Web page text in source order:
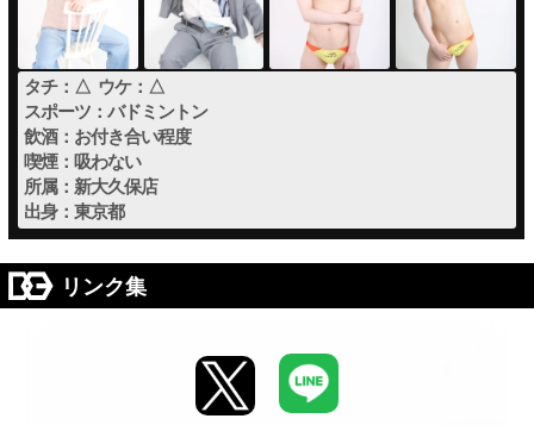
タチ：△ ウケ：△
スポーツ：バドミントン
飲酒：お付き合い程度
喫煙：吸わない
所属：新大久保店
出身：東京都
リンク集